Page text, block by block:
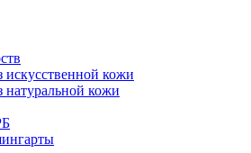
искусственной кожи
натуральной кожи